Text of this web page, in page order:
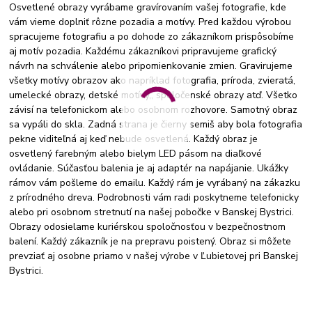
Osvetlené obrazy vyrábame gravírovaním vašej fotografie, kde
vám vieme doplniť rôzne pozadia a motívy. Pred každou výrobou
spracujeme fotografiu a po dohode zo zákazníkom prispôsobíme
aj motív pozadia. Každému zákazníkovi pripravujeme grafický
návrh na schválenie alebo pripomienkovanie zmien. Gravirujeme
všetky motívy obrazov ako napríklad fotografia, príroda, zvieratá,
umelecké obrazy, detské motívy,, spoločenské obrazy atď. Všetko
závisí na telefonickom alebo osobnom rozhovore. Samotný obraz
sa vypáli do skla. Zadná strana je čierny semiš aby bola fotografia
pekne viditeľná aj keď nebude osvetlená. Každý obraz je
osvetlený farebným alebo bielym LED pásom na diaľkové
ovládanie. Súčasťou balenia je aj adaptér na napájanie. Ukážky
rámov vám pošleme do emailu. Každý rám je vyrábaný na zákazku
z prírodného dreva. Podrobnosti vám radi poskytneme telefonicky
alebo pri osobnom stretnutí na našej pobočke v Banskej Bystrici.
Obrazy odosielame kuriérskou spoločnosťou v bezpečnostnom
balení. Každý zákazník je na prepravu poistený. Obraz si môžete
prevziať aj osobne priamo v našej výrobe v Ľubietovej pri Banskej
Bystrici.